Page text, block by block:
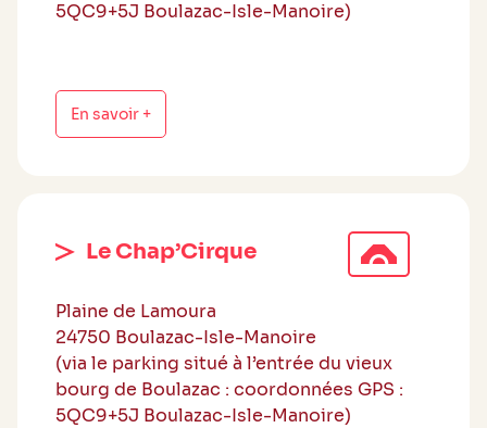
5QC9+5J Boulazac-Isle-Manoire)
En savoir +
Le Chap’Cirque
Plaine de Lamoura
24750 Boulazac-Isle-Manoire
(via le parking situé à l’entrée du vieux
bourg de Boulazac : coordonnées GPS :
5QC9+5J Boulazac-Isle-Manoire)